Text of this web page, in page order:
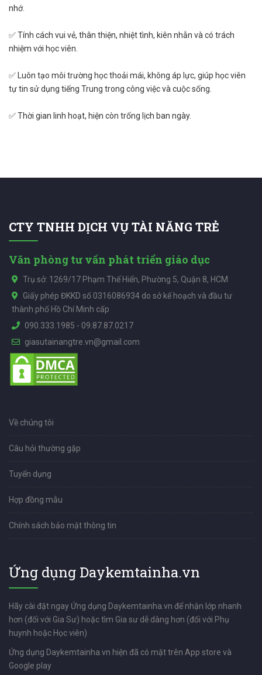
nhớ.
✅ Tính cách vui vẻ, thân thiện, nhiệt tình, kiên nhẫn và có trách
nhiệm với học viên.
✅ Luôn tạo môi trường học thoải mái, không áp lực, giúp học viên
tự tin sử dụng tiếng Trung trong công việc và cuộc sống.
✅ Thời gian linh hoạt, hiện còn trống lịch ban ngày.
CTY TNHH DỊCH VỤ TÀI NĂNG TRẺ
Văn phòng tư vấn phát triển giáo dục
Trụ sở: 1269/17 Phạm Thế Hiển, Phường 5, Quận 8, HCM
Giấy phép ĐKKD số 0316086934 do sở kế hoạch và đầu tư
thành phố Hồ Chí Minh cấp
090.333.1985 - 09.87.87.0217
giasutainangtre.vn@gmail.com
Về chúng tôi
Câu hỏi thường gặp
Tuyển dụng
Hợp đồng mẫu
Chính sách bảo mật thông tin
Ứng dụng Daykemtainha.vn
Hãy cài đặt ngay Ứng dụng Daykemtainha.vn để nhận lớp nhanh
hơn (đối với Gia Sư) hoặc tìm Gia sư dễ dàng hơn (đối với Phụ
huynh hoặc Học viên)
Ứng dụng Daykemtainha.vn hiện đã có mặt trên App store và
Google play